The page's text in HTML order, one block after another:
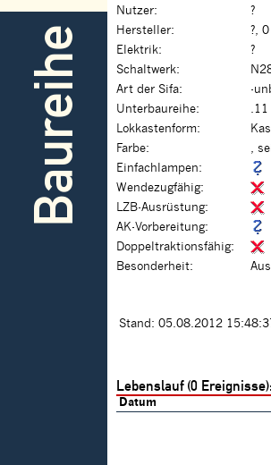
Baureihe
Nutzer:
?
Hersteller:
?, 0
Elektrik:
?
Schaltwerk:
Art der Sifa:
-
Unterbaureihe:
.11
Lokkastenform:
Farbe:
,
Einfachlampen:
Wendezugfähig:
LZB-Ausrüstung:
AK-Vorbereitung:
Doppeltraktionsfähig:
Besonderheit:
Stand: 05.08.2012
Lebenslauf (0 Ereignisse):
Datum